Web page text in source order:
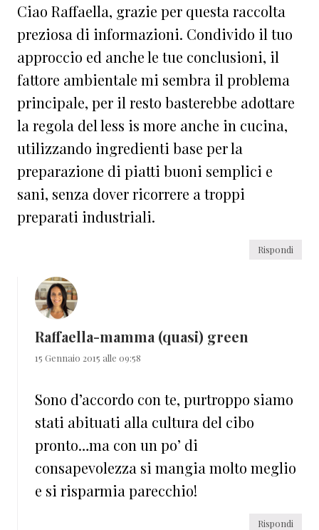
Ciao Raffaella, grazie per questa raccolta
preziosa di informazioni. Condivido il tuo
approccio ed anche le tue conclusioni, il
fattore ambientale mi sembra il problema
principale, per il resto basterebbe adottare
la regola del less is more anche in cucina,
utilizzando ingredienti base per la
preparazione di piatti buoni semplici e
sani, senza dover ricorrere a troppi
preparati industriali.
Rispondi
Raffaella-mamma (quasi) green
15 Gennaio 2015 alle 09:58
Sono d’accordo con te, purtroppo siamo
stati abituati alla cultura del cibo
pronto…ma con un po’ di
consapevolezza si mangia molto meglio
e si risparmia parecchio!
Rispondi